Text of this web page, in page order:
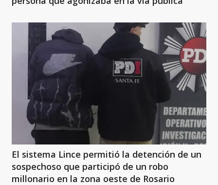
El sistema Lince permitió la detención de un
sospechoso que participó de un robo
millonario en la zona oeste de Rosario